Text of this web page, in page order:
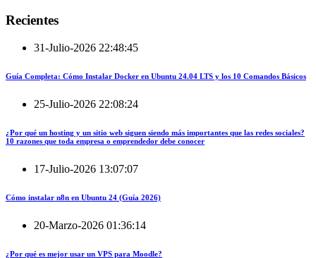
Recientes
31-Julio-2026 22:48:45
Guía Completa: Cómo Instalar Docker en Ubuntu 24.04 LTS y los 10 Comandos Básicos
25-Julio-2026 22:08:24
¿Por qué un hosting y un sitio web siguen siendo más importantes que las redes sociales?
10 razones que toda empresa o emprendedor debe conocer
17-Julio-2026 13:07:07
Cómo instalar n8n en Ubuntu 24 (Guía 2026)
20-Marzo-2026 01:36:14
¿Por qué es mejor usar un VPS para Moodle?